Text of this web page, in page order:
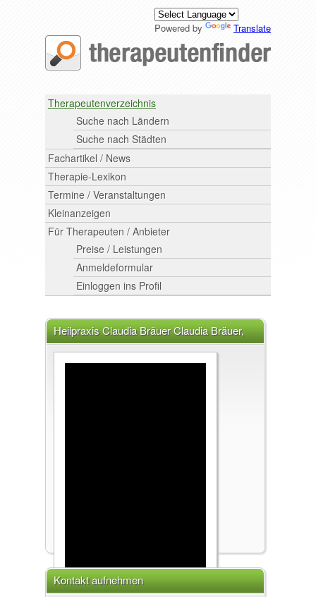
Powered by Translate
Therapeutenverzeichnis
Suche nach Ländern
Suche nach Städten
Fachartikel / News
Therapie-Lexikon
Termine / Veranstaltungen
Kleinanzeigen
Für Therapeuten / Anbieter
Preise / Leistungen
Anmeldeformular
Einloggen ins Profil
Heilpraxis Claudia Bräuer Claudia Bräuer,
53913 Swisttal
Kontakt aufnehmen